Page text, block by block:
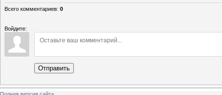
Всего комментариев: 0
Войдите:
Отправить